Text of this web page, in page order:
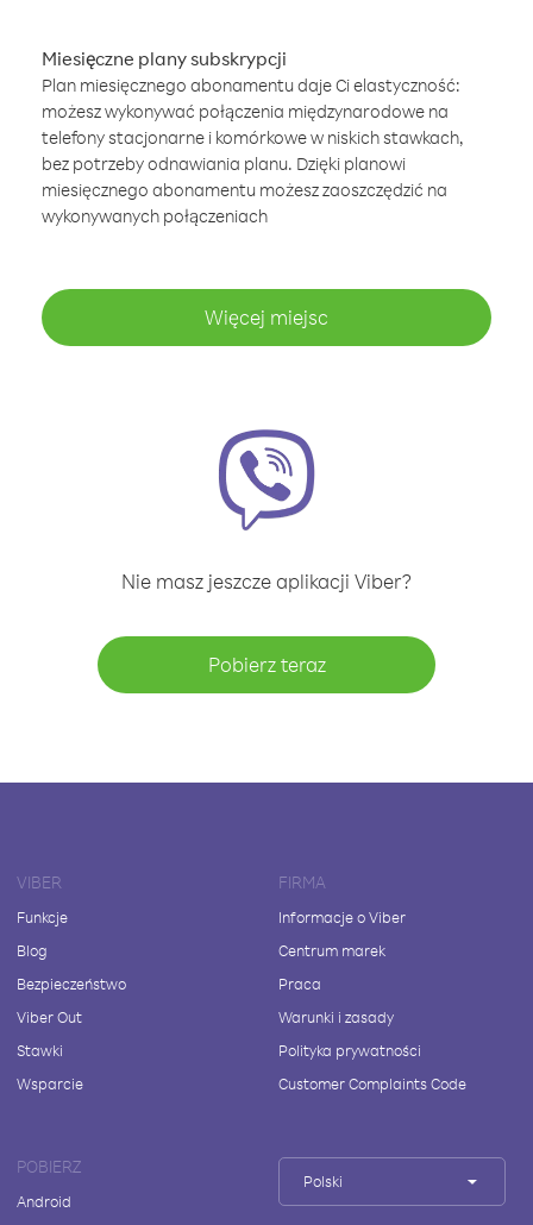
Miesięczne plany subskrypcji
Plan miesięcznego abonamentu daje Ci elastyczność:
możesz wykonywać połączenia międzynarodowe na
telefony stacjonarne i komórkowe w niskich stawkach,
bez potrzeby odnawiania planu. Dzięki planowi
miesięcznego abonamentu możesz zaoszczędzić na
wykonywanych połączeniach
Więcej miejsc
Nie masz jeszcze aplikacji Viber?
Pobierz teraz
VIBER
Funkcje
Blog
Bezpieczeństwo
Viber Out
Stawki
Wsparcie
FIRMA
Informacje o Viber
Centrum marek
Praca
Warunki i zasady
Polityka prywatności
Customer Complaints Code
POBIERZ
Android
Polski